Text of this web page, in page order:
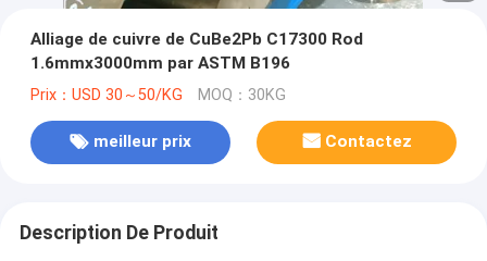
Alliage de cuivre de CuBe2Pb C17300 Rod
1.6mmx3000mm par ASTM B196
Prix：USD 30～50/KG MOQ：30KG
meilleur prix Contactez
Description De Produit